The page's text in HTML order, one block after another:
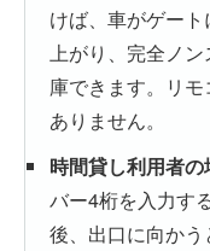
けば、車がゲー
上がり、完全ノ
庫できます。リ
ありません。
時間貸し利用者の
バー4桁を入力す
後、出口に向か